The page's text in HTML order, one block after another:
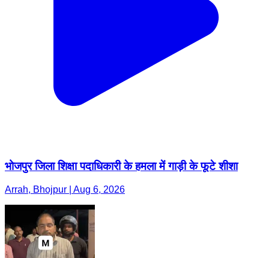
भोजपुर जिला शिक्षा पदाधिकारी के हमला में गाड़ी के फूटे शीशा
Arrah, Bhojpur | Aug 6, 2026